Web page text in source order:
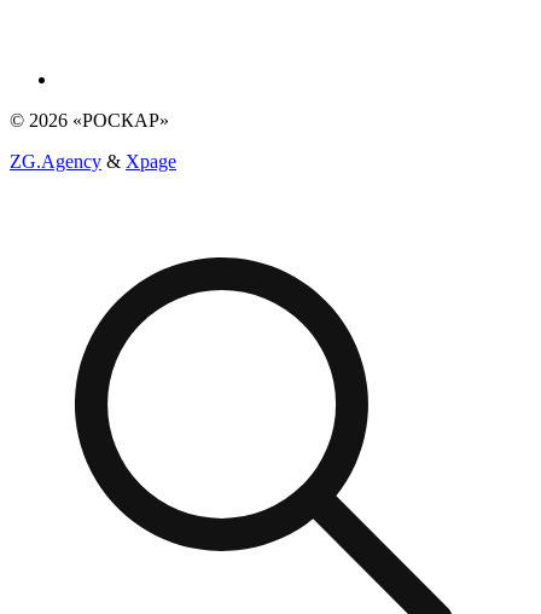
© 2026 «РОСКАР»
ZG.Agency & Xpage